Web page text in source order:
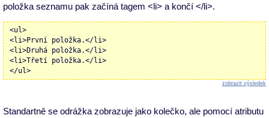
položka seznamu pak začíná tagem <li> a končí </li>.
<ul>
<li>První položka.</li>
<li>Druhá položka.</li>
<li>Třetí položka.</li>
</ul>
zobrazit výsledek
Standartně se odrážka zobrazuje jako kolečko, ale pomocí atributu